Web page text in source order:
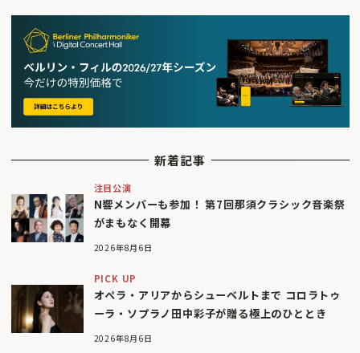
新着記事
注目公演
N響メンバーも参加！ 第7回那須クラシック音楽祭
がまもなく開幕
2026年8月6日
PICK UP
オペラ・アリアからシューベルトまで コロラトゥ
ーラ・ソプラノ田中彩子が贈る極上のひととき
2026年8月6日